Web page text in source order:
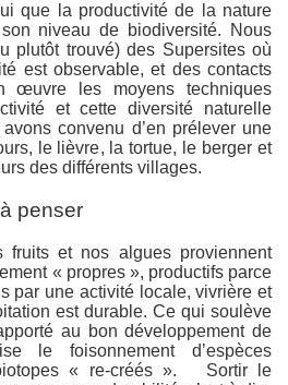
que la productivité de la nature
niveau de biodiversité. Nous
plutôt trouvé) des Supersites où
est observable, et des contacts
œuvre les moyens techniques
et cette diversité naturelle
convenu d’en prélever une
le lièvre, la tortue, le berger et
des différents villages.
penser
fruits et nos algues proviennent
« propres », productifs parce
par une activité locale, vivrière et
est durable. Ce qui soulève
au bon développement de
le foisonnement d’espèces
« re-créés ». Sortir le